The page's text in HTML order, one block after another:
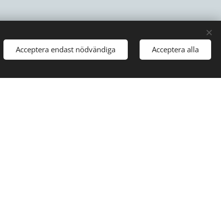
ifrån
är en av de största
Acceptera endast nödvändiga Acceptera alla